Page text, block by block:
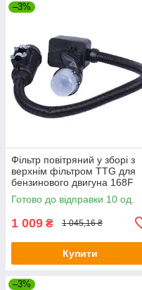
–3%
Фільтр повітряний у зборі з
верхнім фільтром TTG для
бензинового двигуна 168F
Готово до відправки 10 од.
1 009 ₴ 1 045,16 ₴
Купити
–3%